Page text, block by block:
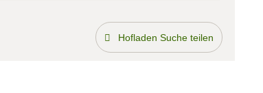
Hofladen Suche teilen